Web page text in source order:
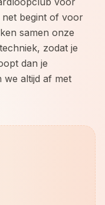
begint of voor
samen onze
zodat je
dan je
we altijd af met